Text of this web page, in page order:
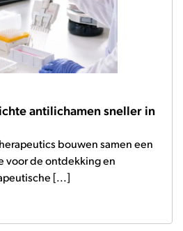
antilichamen sneller in
bouwen samen een
voor de ontdekking en
[...]